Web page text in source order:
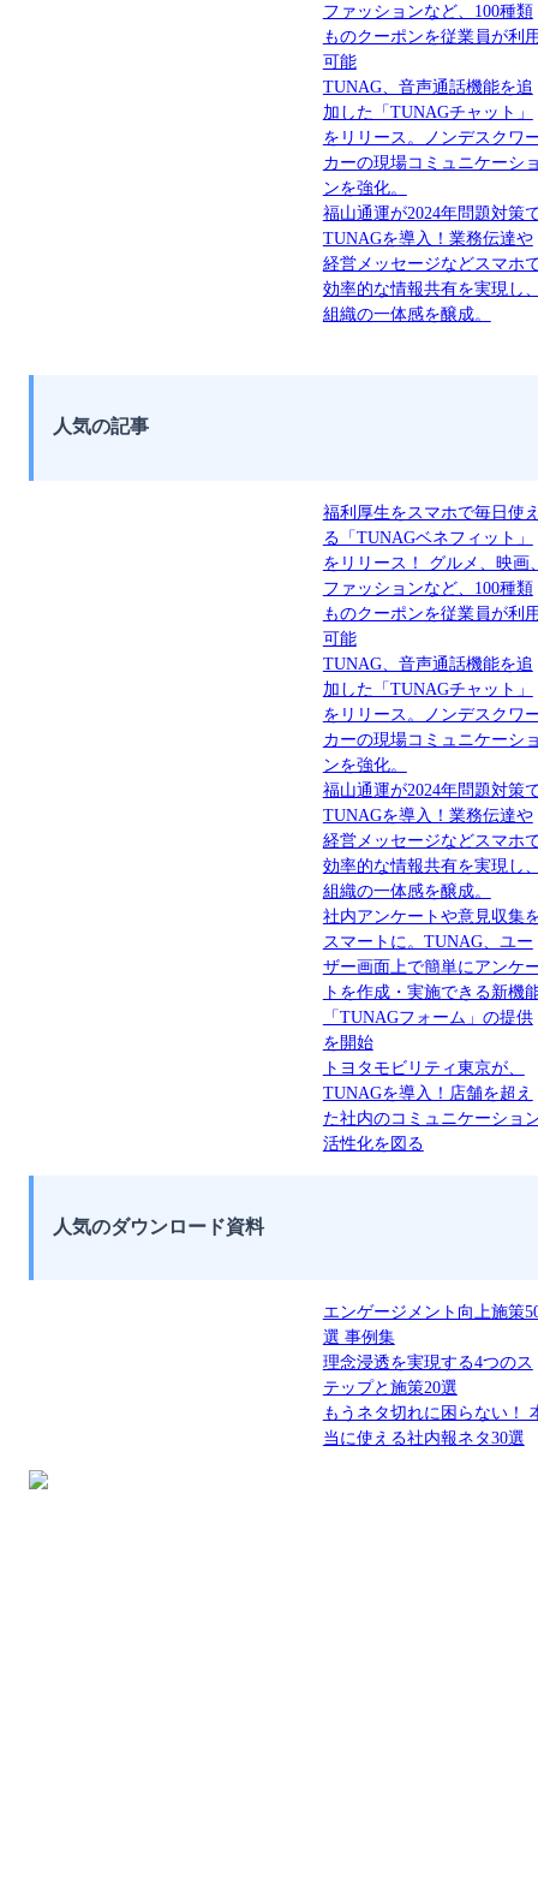
ファッションなど、100種類
ものクーポンを従業員が利
可能
TUNAG、音声通話機能を追
加した「TUNAGチャット」
をリリース。ノンデスクワ
カーの現場コミュニケーシ
ンを強化。
福山通運が2024年問題対策
TUNAGを導入！業務伝達や
経営メッセージなどスマホ
効率的な情報共有を実現し
組織の一体感を醸成。
人気の記事
福利厚生をスマホで毎日使
る「TUNAGベネフィット」
をリリース！ グルメ、映画
ファッションなど、100種類
ものクーポンを従業員が利
可能
TUNAG、音声通話機能を追
加した「TUNAGチャット」
をリリース。ノンデスクワ
カーの現場コミュニケーシ
ンを強化。
福山通運が2024年問題対策
TUNAGを導入！業務伝達や
経営メッセージなどスマホ
効率的な情報共有を実現し
組織の一体感を醸成。
社内アンケートや意見収集
スマートに。TUNAG、ユー
ザー画面上で簡単にアンケ
トを作成・実施できる新機
「TUNAGフォーム」の提供
を開始
トヨタモビリティ東京が、
TUNAGを導入！店舗を超え
た社内のコミュニケーショ
活性化を図る
人気のダウンロード資料
エンゲージメント向上施策
選 事例集
理念浸透を実現する4つのス
テップと施策20選
もうネタ切れに困らない！
当に使える社内報ネタ30選